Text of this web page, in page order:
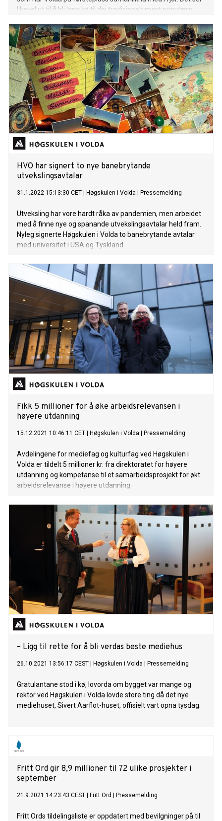
likevel ut til å bli lang kø til dei tradisjonelt mest populære
HVO har signert to nye banebrytande
utvekslingsavtalar
31.1.2022 15:13:30 CET Høgskulen i Volda Pressemelding
Utveksling har vore hardt råka av pandemien, men arbeidet
med å finne nye og spanande utvekslingsavtalar held fram.
Nyleg signerte Høgskulen i Volda to banebrytande avtalar
med universitet i USA og Tyskland.
Fikk 5 millioner for å øke arbeidsrelevansen i
høyere utdanning
15.12.2021 10:46:11 CET Høgskulen i Volda Pressemelding
Avdelingene for mediefag og kulturfag ved Høgskulen i
Volda er tildelt 5 millioner kr. fra direktoratet for høyere
utdanning og kompetanse til et samarbeidsprosjekt for økt
arbeidsrelevanse i høyere utdanning.
– Ligg til rette for å bli verdas beste mediehus
26.10.2021 13:56:17 CEST Høgskulen i Volda Pressemelding
Gratulantane stod i kø, lovorda om bygget var mange og
rektor ved Høgskulen i Volda lovde store ting då det nye
mediehuset, Sivert Aarflot-huset, offisielt vart opna tysdag.
Fritt Ord gir 8,9 millioner til 72 ulike prosjekter i
september
21.9.2021 14:23:43 CEST Fritt Ord Pressemelding
Fritt Ords tildelingsliste er oppdatert med bevilgninger på til